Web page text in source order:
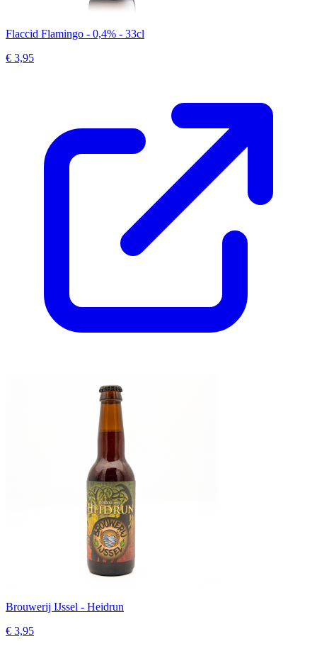
Flaccid Flamingo - 0,4% - 33cl
€ 3,95
Brouwerij IJssel - Heidrun
€ 3,95